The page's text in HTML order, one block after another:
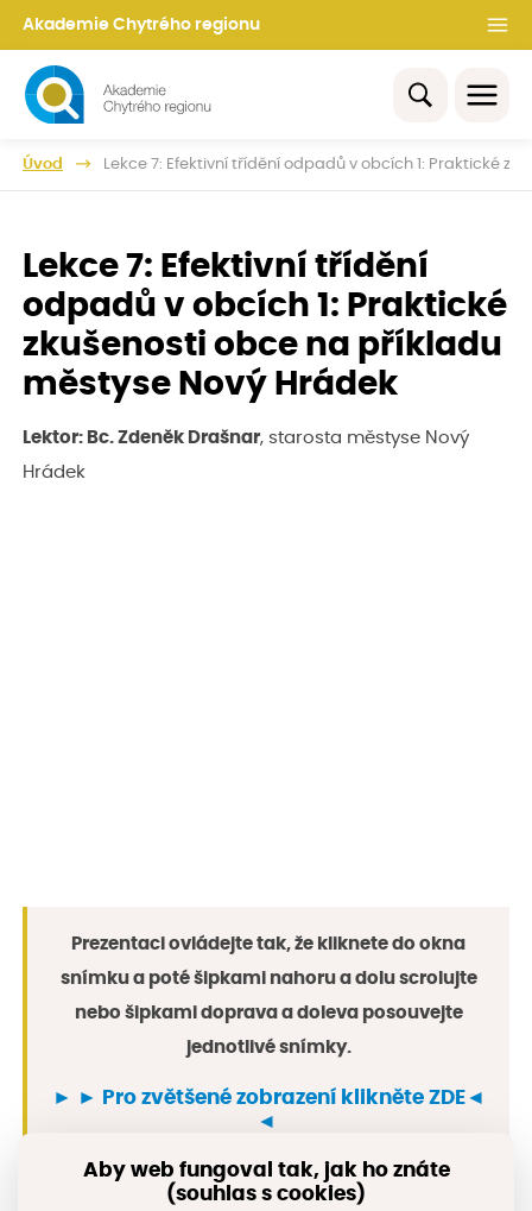
Akademie Chytrého regionu
Úvod Lekce 7: Efektivní třídění odpadů v obcích 1: Praktické
Lekce 7: Efektivní třídění
odpadů v obcích 1: Praktické
zkušenosti obce na příkladu
městyse Nový Hrádek
Lektor: Bc. Zdeněk Drašnar, starosta městyse Nový
Hrádek
Prezentaci ovládejte tak, že kliknete do okna
snímku a poté šipkami nahoru a dolu scrolujte
nebo šipkami doprava a doleva posouvejte
jednotlivé snímky.
► ► Pro zvětšené zobrazení klikněte ZDE◄
◄
Aby web fungoval tak, jak ho znáte
(souhlas s cookies)